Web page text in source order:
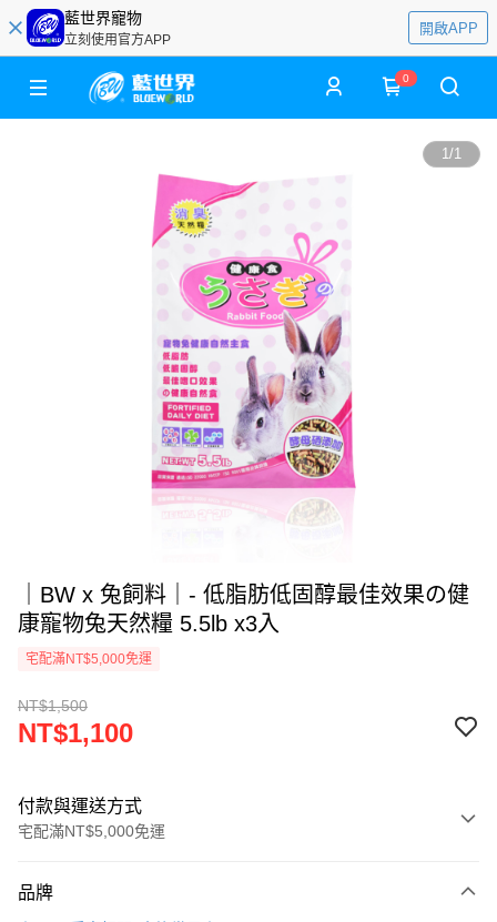
藍世界寵物
立刻使用官方APP
開啟APP
0
1/1
｜BW x 兔飼料｜- 低脂肪低固醇最佳效果の健
康寵物兔天然糧 5.5lb x3入
宅配滿NT$5,000免運
NT$1,500
NT$1,100
付款與運送方式
宅配滿NT$5,000免運
信用卡一次付款
品牌